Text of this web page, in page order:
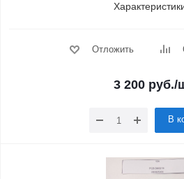
Отложить
3 200руб./
В